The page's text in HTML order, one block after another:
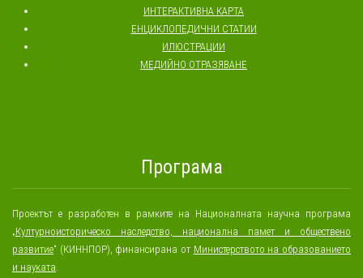
ИНТЕРАКТИВНА КАРТА
ЕНЦИКЛОПЕДИЧНИ СТАТИИ
ИЛЮСТРАЦИИ
МЕДИЙНО ОТРАЗЯВАНЕ
Програма
Проектът е разработен в рамките на Националната научна програма
„Културноисторическо наследство, национална памет и обществено
развитие“ (КИННПОР), финансирана от Министерството на образованието
и науката.